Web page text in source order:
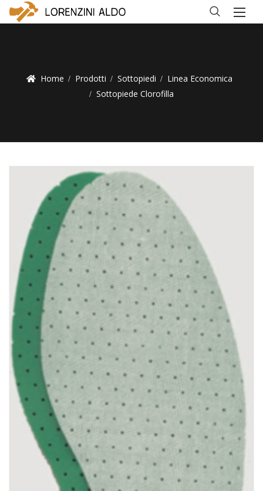
Home Prodotti Sottopiedi
Linea Economica
Sottopiede Clorofilla